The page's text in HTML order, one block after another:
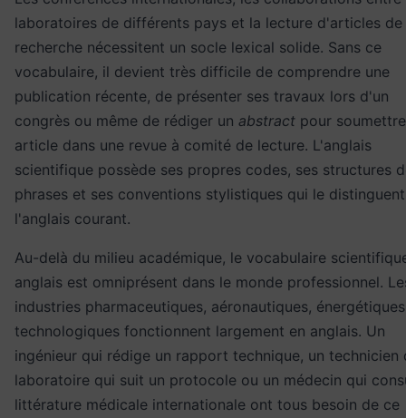
laboratoires de différents pays et la lecture d'articles de
recherche nécessitent un socle lexical solide. Sans ce
vocabulaire, il devient très difficile de comprendre une
publication récente, de présenter ses travaux lors d'un
congrès ou même de rédiger un abstract pour
article dans une revue à comité de lecture. L'anglais
scientifique possède ses propres codes, ses structures
phrases et ses conventions stylistiques qui le
l'anglais courant.
Au-delà du milieu académique, le vocabulaire
anglais est omniprésent dans le monde professionnel.
industries pharmaceutiques, aéronautiques,
technologiques fonctionnent largement en anglais. Un
ingénieur qui rédige un rapport technique, un technicien
laboratoire qui suit un protocole ou un médecin qui
littérature médicale internationale ont tous besoin de ce